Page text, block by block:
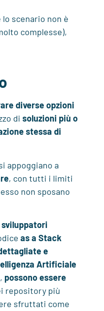
lo scenario non è
complesse),
diverse opzioni
di soluzioni più o
stessa di
appoggiano a
, con tutti i limiti
non sposano
as a Stack
e
Artificiale
possono essere
repository più
sfruttati come